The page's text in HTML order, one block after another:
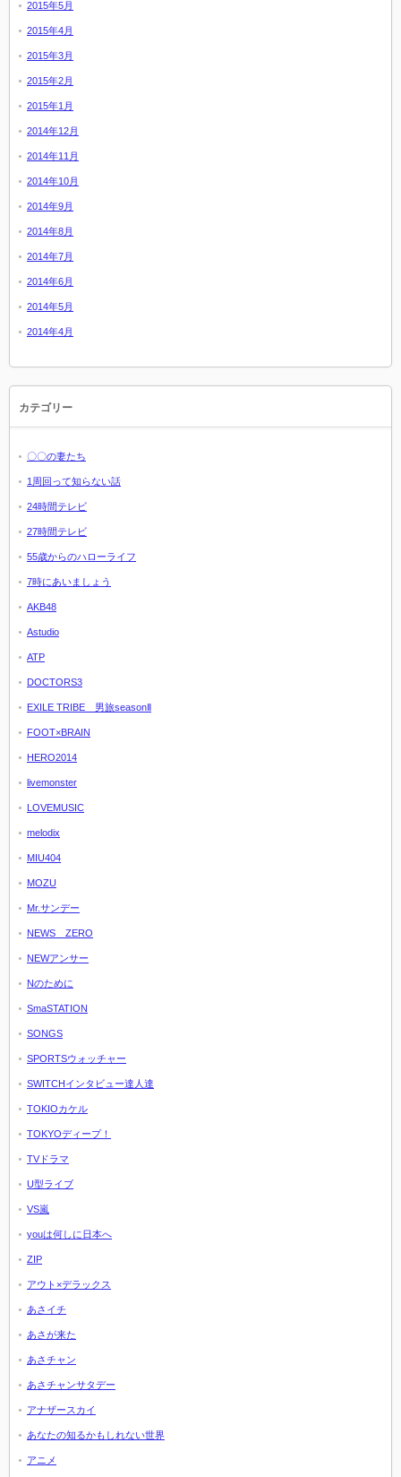
2015年5月
2015年4月
2015年3月
2015年2月
2015年1月
2014年12月
2014年11月
2014年10月
2014年9月
2014年8月
2014年7月
2014年6月
2014年5月
2014年4月
カテゴリー
〇〇の妻たち
1周回って知らない話
24時間テレビ
27時間テレビ
55歳からのハローライフ
7時にあいましょう
AKB48
Astudio
ATP
DOCTORS3
EXILE TRIBE 男旅seasonⅡ
FOOT×BRAIN
HERO2014
livemonster
LOVEMUSIC
melodix
MIU404
MOZU
Mr.サンデー
NEWS ZERO
NEWアンサー
Nのために
SmaSTATION
SONGS
SPORTSウォッチャー
SWITCHインタビュー達人達
TOKIOカケル
TOKYOディープ！
TVドラマ
U型ライブ
VS嵐
youは何しに日本へ
ZIP
アウト×デラックス
あさイチ
あさが来た
あさチャン
あさチャンサタデー
アナザースカイ
あなたの知るかもしれない世界
アニメ